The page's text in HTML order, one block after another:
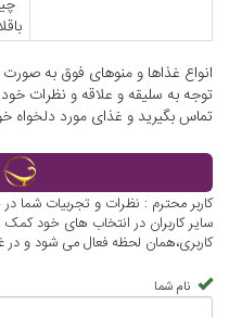
انواع غذاها و منوهای فوق به
توجه به سلیقه و علاقه و نظرات خود
تماس بگیرید و غذای مورد دلخواه
کاربر محترم : نظرات و تجربیات شما
سایر کاربران در انتخاب های خود
کاربری،همان لحظه فعال می شود و
نام شما